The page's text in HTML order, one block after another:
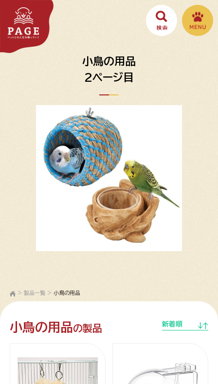
小鳥の用品
2ページ目
> 製品一覧 > 小鳥の用品
小鳥の用品の製品 新着順